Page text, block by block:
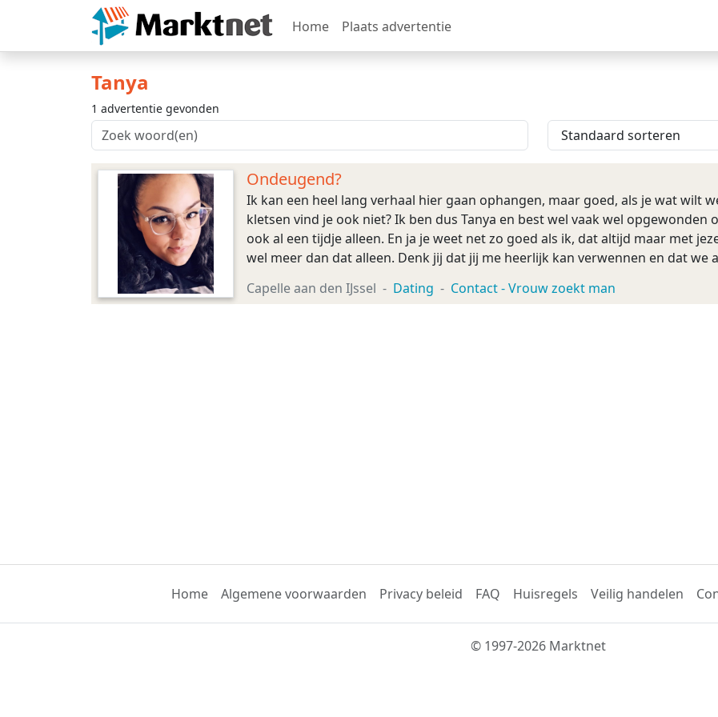
Home Plaats advertentie
Tanya
1 advertentie gevonden
Ondeugend?
Ik kan een heel lang verhaal hier gaan ophangen, maar goed, als je wat wilt
kletsen vind je ook niet? Ik ben dus Tanya en best wel vaak wel opgewonden
ook al een tijdje alleen. En ja je weet net zo goed als ik, dat altijd maar met
wel meer dan dat alleen. Denk jij dat jij me heerlijk kan verwennen en dat we
Capelle aan den IJssel Dating Contact - Vrouw zoekt man
Home Algemene voorwaarden Privacy beleid FAQ Huisregels Veilig handelen
© 1997-2026 Marktnet